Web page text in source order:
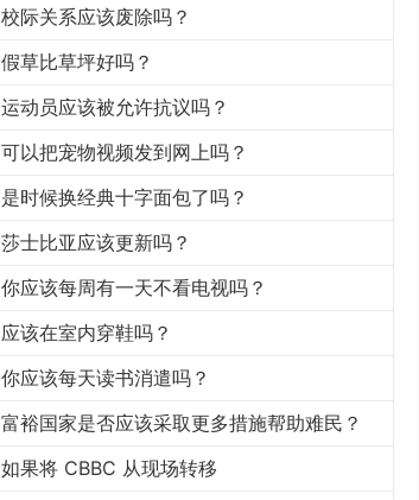
校际关系应该废除吗？
假草比草坪好吗？
运动员应该被允许抗议吗？
可以把宠物视频发到网上吗？
是时候换经典十字面包了吗？
莎士比亚应该更新吗？
你应该每周有一天不看电视吗？
应该在室内穿鞋吗？
你应该每天读书消遣吗？
富裕国家是否应该采取更多措施帮助难民？
如果将 CBBC 从现场转移